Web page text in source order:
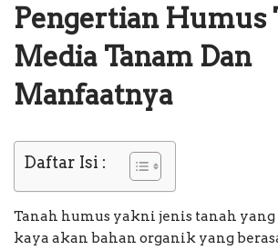
Pengertian Humus
Media Tanam Dan
Manfaatnya
Daftar Isi :
Tanah humus yakni jenis tanah yang
kaya akan bahan organik yang